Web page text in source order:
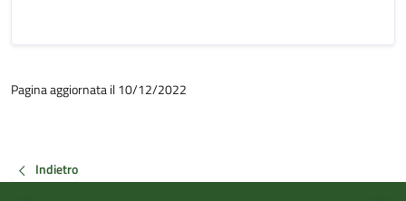
Pagina aggiornata il 10/12/2022
Indietro